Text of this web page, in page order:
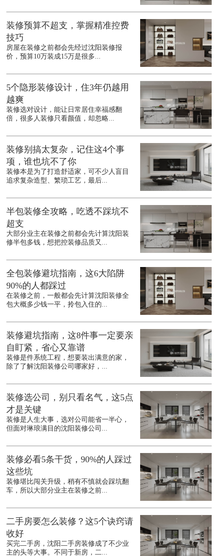
装修预算不超支，掌握精准控费
技巧
房屋在装修之前都会先经过沈阳装修报
价，预算10万装成15万是很多...
5个隐形装修设计，住3年仍越用
越爽
装修选对设计，能让日常居住幸福感翻
倍，很多人装修只看颜值，却忽略...
装修别搞太复杂，记住这4个事
项，谁也坑不了你
装修本是为了打造舒适家，可不少人盲目
追求复杂造型、繁琐工艺，最后...
半包装修全攻略，吃透不踩坑不
超支
大部分业主在装修之前都会先计算沈阳装
修半包多钱，想把控装修品质又...
全包装修避坑指南，这6大陷阱
90%的人都踩过
在装修之前，一般都会先计算沈阳装修全
包大概多少钱一平，拎包入住的...
装修避坑指南，这8件事一定要亲
自盯紧，省心又靠谱
装修是件系统工程，想要装出满意的家，
除了了解沈阳装修公司哪家好，...
装修选公司，别只看名气，这5点
才是关键
装修是人生大事，选对公司能省一半心，
但面对琳琅满目的沈阳装修公司...
装修必看5条干货，90%的人踩过
这些坑
装修堪比闯关升级，稍有不慎就会踩坑翻
车，所以大部分业主在装修之前...
二手房要怎么装修？这5个诀窍请
收好
买完二手房，沈阳二手房装修成了不少业
主的头等大事。不同于新房，二...